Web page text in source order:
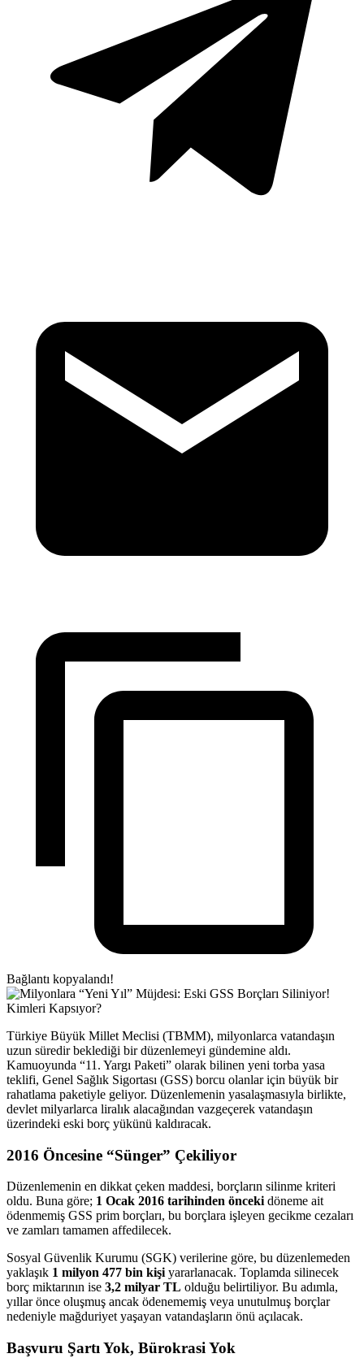
Bağlantı kopyalandı!
Türkiye Büyük Millet Meclisi (TBMM), milyonlarca vatandaşın
uzun süredir beklediği bir düzenlemeyi gündemine aldı.
Kamuoyunda “11. Yargı Paketi” olarak bilinen yeni torba yasa
teklifi, Genel Sağlık Sigortası (GSS) borcu olanlar için büyük bir
rahatlama paketiyle geliyor. Düzenlemenin yasalaşmasıyla birlikte,
devlet milyarlarca liralık alacağından vazgeçerek vatandaşın
üzerindeki eski borç yükünü kaldıracak.
2016 Öncesine “Sünger” Çekiliyor
Düzenlemenin en dikkat çeken maddesi, borçların silinme kriteri
oldu. Buna göre; 1 Ocak 2016 tarihinden önceki döneme ait
ödenmemiş GSS prim borçları, bu borçlara işleyen gecikme cezaları
ve zamları tamamen affedilecek.
Sosyal Güvenlik Kurumu (SGK) verilerine göre, bu düzenlemeden
yaklaşık 1 milyon 477 bin kişi yararlanacak. Toplamda silinecek
borç miktarının ise 3,2 milyar TL olduğu belirtiliyor. Bu adımla,
yıllar önce oluşmuş ancak ödenememiş veya unutulmuş borçlar
nedeniyle mağduriyet yaşayan vatandaşların önü açılacak.
Başvuru Şartı Yok, Bürokrasi Yok